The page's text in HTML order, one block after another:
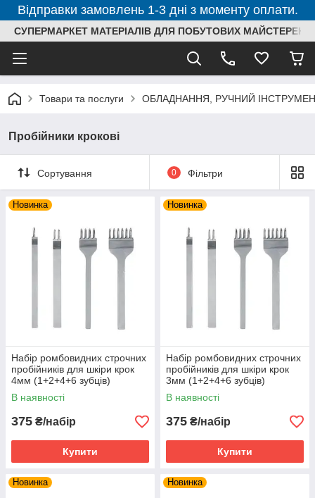
Відправки замовлень 1-3 дні з моменту оплати.
СУПЕРМАРКЕТ МАТЕРІАЛІВ ДЛЯ ПОБУТОВИХ МАЙСТЕРЕНЬ
Товари та послуги ОБЛАДНАННЯ, РУЧНИЙ
Пробійники крокові
Сортування 0 Фільтри
Новинка
Набір ромбовидних строчних
пробійників для шкіри крок
4мм (1+2+4+6 зубців)
В наявності
375 ₴/набір
Купити
Новинка
Набір ромбовидних строчних
пробійників для шкіри крок
3мм (1+2+4+6 зубців)
В наявності
375 ₴/набір
Купити
Новинка Новинка